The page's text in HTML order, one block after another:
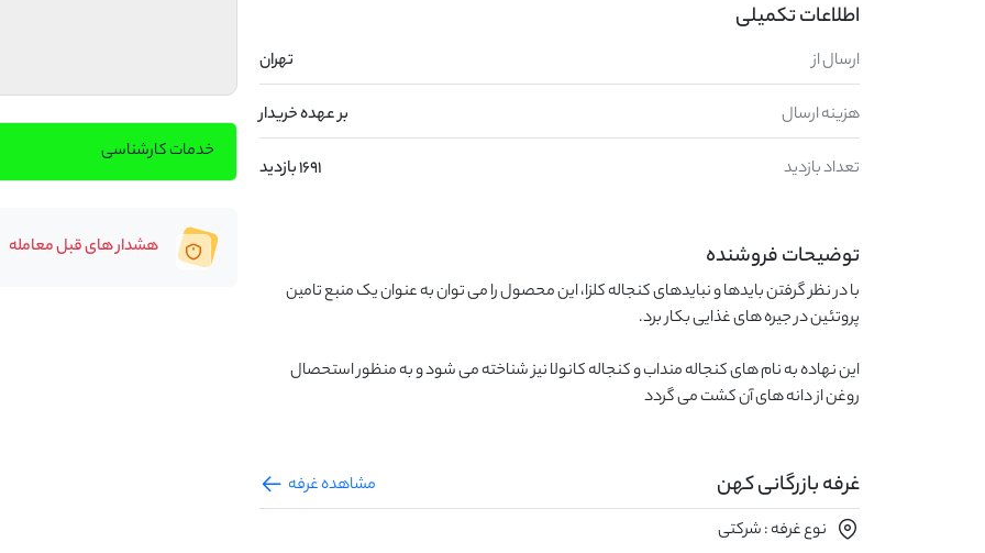
اطلاعات تکمیلی
ارسال از تهران
هزینه ارسال بر عهده خریدار
تعداد بازدید 1691 بازدید
توضیحات فروشنده
روغن از دانه های آن کشت می گردد
غرفه بازرگانی کهن
مشاهده غرفه
نوع غرفه : شرکتی
خدمات کارشناسی
هشدار های قبل معامله